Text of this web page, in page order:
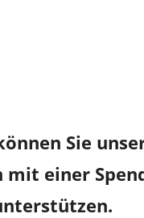
Sie
mit einer